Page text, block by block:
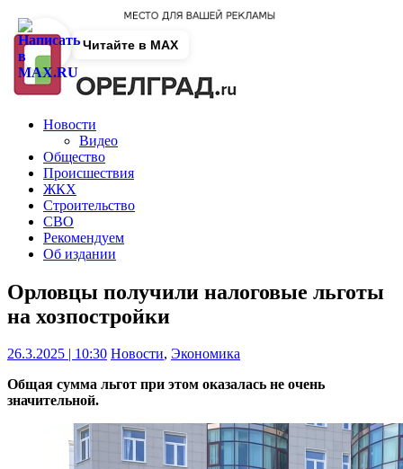
Новости
Видео
Общество
Происшествия
ЖКХ
Строительство
СВО
Рекомендуем
Об издании
Орловцы получили налоговые льготы
на хозпостройки
26.3.2025 | 10:30 Новости, Экономика
Общая сумма льгот при этом оказалась не очень
значительной.
Читайте в MAX